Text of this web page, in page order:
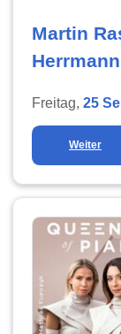
Martin
Freitag, 25
Weiter